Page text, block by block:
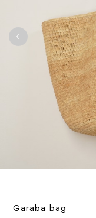
Garaba bag